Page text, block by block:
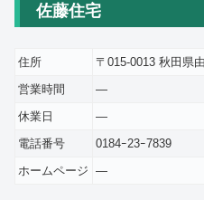
佐藤住宅
住所 〒015-0013 秋田県
営業時間
―
休業日
―
電話番号
0184ｰ23ｰ7839
ホームページ ―